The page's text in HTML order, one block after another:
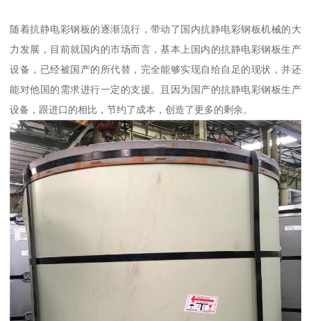
随着抗静电彩钢板的逐渐流行，带动了国内抗静电彩钢板机械的大
力发展，目前就国内的市场而言，基本上国内的抗静电彩钢板生产
设备，已经被国产的所代替，完全能够实现自给自足的现状，并还
能对他国的需求进行一定的支援。且因为国产的抗静电彩钢板生产
设备，跟进口的相比，节约了成本，创造了更多的剩余。